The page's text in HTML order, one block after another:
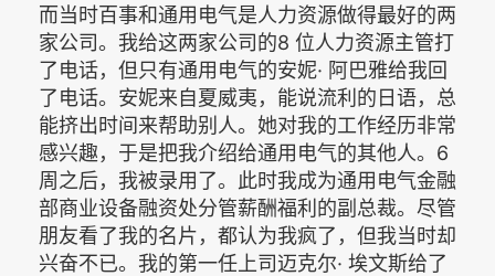
而当时百事和通用电气是人力资源做得最好的两
家公司。我给这两家公司的8 位人力资源主管打
了电话，但只有通用电气的安妮· 阿巴雅给我回
了电话。安妮来自夏威夷，能说流利的日语，总
能挤出时间来帮助别人。她对我的工作经历非常
感兴趣，于是把我介绍给通用电气的其他人。6
周之后，我被录用了。此时我成为通用电气金融
部商业设备融资处分管薪酬福利的副总裁。尽管
朋友看了我的名片，都认为我疯了，但我当时却
兴奋不已。我的第一任上司迈克尔· 埃文斯给了